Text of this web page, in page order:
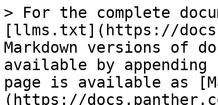
> For the complete
[llms.txt](https://
Markdown versions of
available by
page is available as
(https://